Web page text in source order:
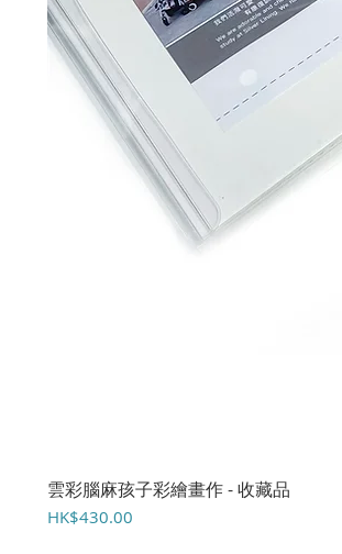
雲彩腦麻孩子彩繪畫作 - 收藏品
價格
HK$430.00